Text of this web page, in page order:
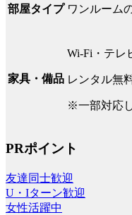
部屋タイプ ワンルーム
家具・備品
Wi-Fi・テレ
レンタル無
※一部対応
PRポイント
友達同士歓迎
U・Iターン歓迎
女性活躍中